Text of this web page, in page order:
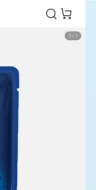
1 / 1